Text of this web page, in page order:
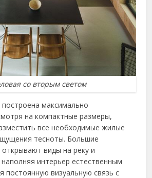
со вторым светом
максимально
на компактные размеры,
все необходимые жилые
тесноты. Большие
виды на реку и
интерьер естественным
постоянную визуальную связь с